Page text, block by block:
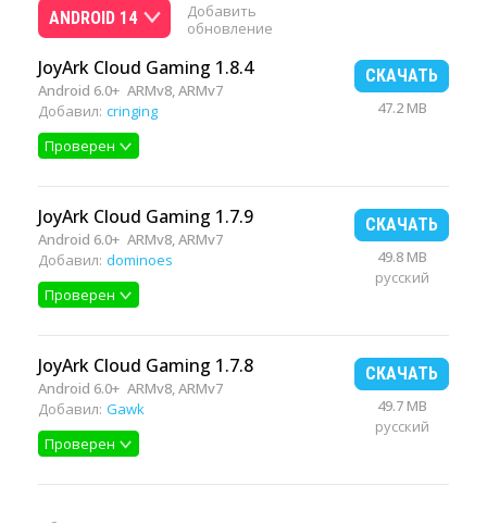
ANDROID 14
Добавить
обновление
JoyArk Cloud Gaming 1.8.4
Android 6.0+ ARMv8, ARMv7
Добавил: cringing
Проверен
СКАЧАТЬ
47.2 MB
JoyArk Cloud Gaming 1.7.9
Android 6.0+ ARMv8, ARMv7
Добавил: dominoes
Проверен
СКАЧАТЬ
49.8 MB
русский
JoyArk Cloud Gaming 1.7.8
Android 6.0+ ARMv8, ARMv7
Добавил: Gawk
Проверен
СКАЧАТЬ
49.7 MB
русский